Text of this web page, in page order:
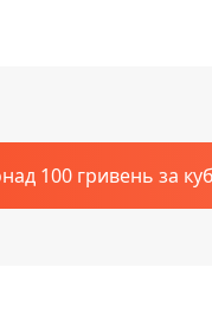
100 гривень за